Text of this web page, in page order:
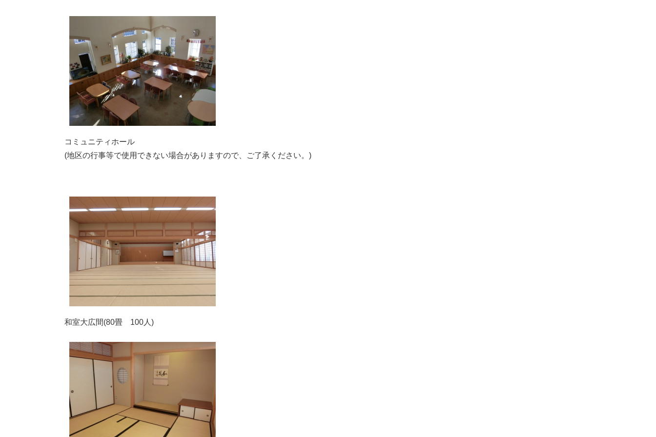
コミュニティホール
(地区の行事等で使用できない場合がありますので、ご了承ください。)
和室大広間(80畳 100人)